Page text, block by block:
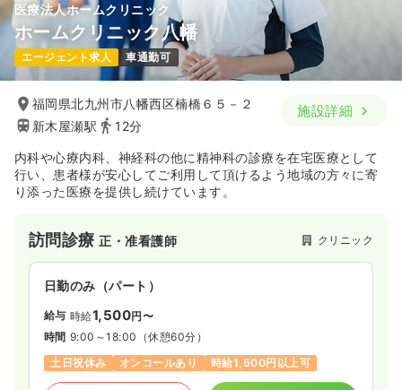
医療法人ホームクリニック
ホームクリニック八幡
エージェント求人 車通勤可
福岡県北九州市八幡西区楠橋６５－２
新木屋瀬駅
12分
施設詳細
内科や心療内科、神経科の他に精神科の診療を在宅医療として
行い、患者様が安心してご利用して頂けるよう地域の方々に寄
り添った医療を提供し続けています。
訪問診療正・准看護師 クリニック
日勤のみ（パート）
給与 時給1,500円〜
時間 9:00～18:00 （休憩60分）
土日祝休み
オンコールあり 時給1,500円以上可